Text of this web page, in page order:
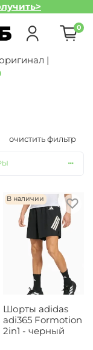
0
|
очистить фильтр
В наличии
Шорты adidas
adi365 Formotion
2in1 - черный